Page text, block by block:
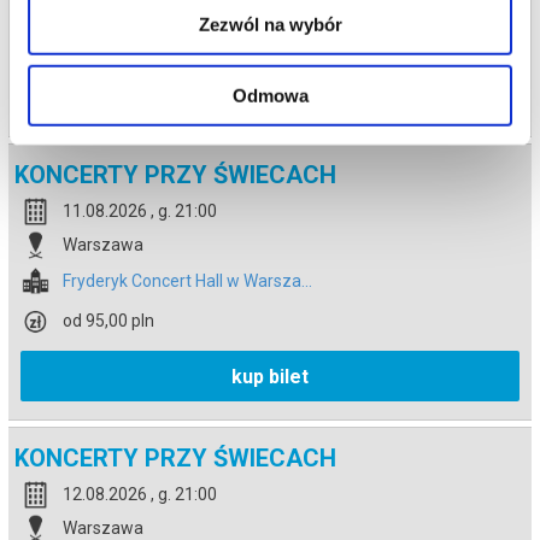
Zezwól na wybór
Odmowa
kup bilet
KONCERTY PRZY ŚWIECACH
11.08.2026 , g. 21:00
Warszawa
Fryderyk Concert Hall w Warsza...
od 95,00 pln
kup bilet
KONCERTY PRZY ŚWIECACH
12.08.2026 , g. 21:00
Warszawa